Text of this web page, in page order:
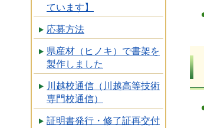
ています】
応募方法
県産材（ヒノキ）で書架を
製作しました
川越校通信（川越高等技術
専門校通信）
証明書発行・修了証再交付